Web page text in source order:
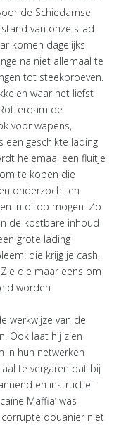
de Schiedamse
van onze stad
komen dagelijks
na niet allemaal te
tot steekproeven.
waar het liefst
de
voor wapens,
een geschikte lading
helemaal een fluitje
te kopen die
onderzocht en
in of op mogen. Zo
de kostbare inhoud
grote lading
die krijg je cash,
die maar eens om
worden.
werkwijze van de
Ook laat hij zien
in hun netwerken
te vergaren dat bij
en instructief
Maffia’ was
douanier niet